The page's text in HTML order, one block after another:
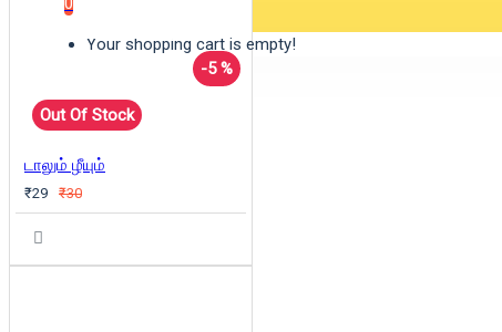
Your shopping cart is empty!
-5 %
Out Of Stock
டாலும் ழீயும்
₹29 ₹30